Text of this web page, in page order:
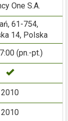
One S.A.
61-754,
14, Polska
(pn.-pt.)
2010
2010